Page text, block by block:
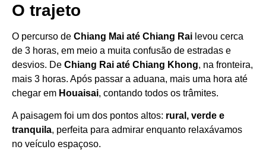
O trajeto
O percurso de Chiang Mai até Chiang Rai levou cerca
de 3 horas, em meio a muita confusão de estradas e
desvios. De Chiang Rai até Chiang Khong, na fronteira,
mais 3 horas. Após passar a aduana, mais uma hora até
chegar em Houaisai, contando todos os trâmites.
A paisagem foi um dos pontos altos: rural, verde e
tranquila, perfeita para admirar enquanto relaxávamos
no veículo espaçoso.